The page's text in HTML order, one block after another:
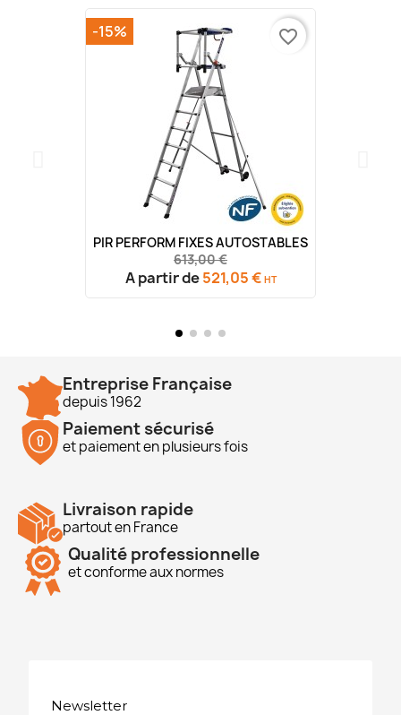
PIR PERFORM FIXES AUTOSTABLES
613,00 €
A partir de521,05 € HT
-15% favorite_border
Entreprise Française
depuis 1962
Paiement sécurisé
et paiement en plusieurs fois
Livraison rapide
partout en France
Qualité professionnelle
et conforme aux normes
Newsletter